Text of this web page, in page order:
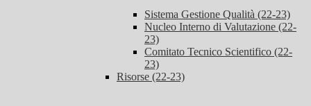
Sistema Gestione Qualità (22-23)
Nucleo Interno di Valutazione (22-
23)
Comitato Tecnico Scientifico (22-
23)
Risorse (22-23)